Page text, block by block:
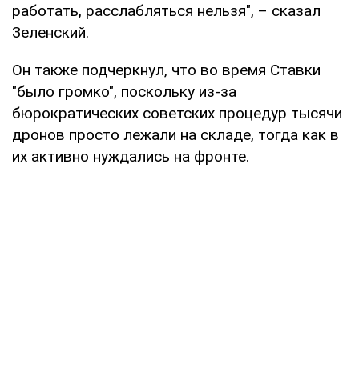
работать, расслабляться нельзя", – сказал
Зеленский.
Он также подчеркнул, что во время Ставки
"было громко", поскольку из-за
бюрократических советских процедур тысячи
дронов просто лежали на складе, тогда как в
их активно нуждались на фронте.